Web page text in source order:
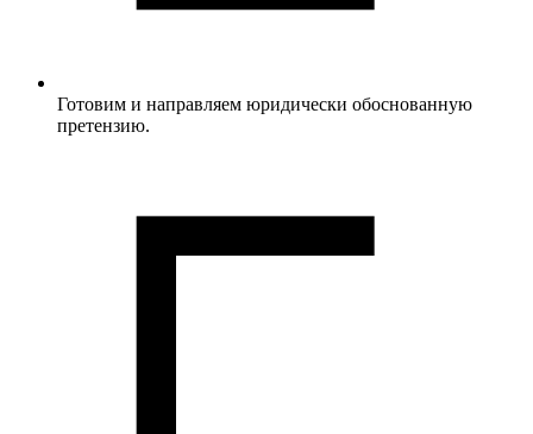
Готовим и направляем юридически обоснованную
претензию.